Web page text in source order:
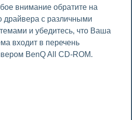
внимание обратите на
драйвера с различными
и убедитесь, что Ваша
входит в перечень
BenQ All CD-ROM.